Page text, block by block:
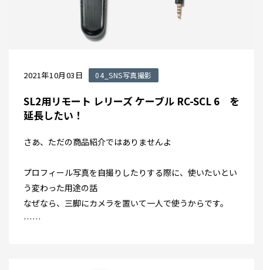
2021年10月03日 04_SNS写真撮影
SL2用リモート レリーズ ケーブル RC-SCL 6 を
延長したい！
さあ、ただの商品紹介ではありませんよ
プロフィール写真を自撮りしたりする際に、使いたいとい
う変わった用途の話
なぜなら、三脚にカメラを置いて一人で使うからです。
……